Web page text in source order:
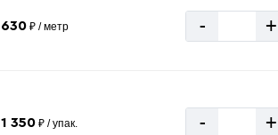
630₽ / метр - +
1 350₽ / упак. - +